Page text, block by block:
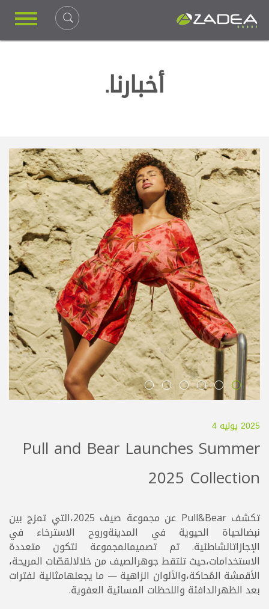
أخبارنا.
2025 يوليه 4
Pull and Bear Launches Summer
2025 Collection
تكشف Pull&Bear عن مجموعة صيف 2025،التي تمزج بين
نبضالحياة الحيوية في المدينةوروح الاسترخاء في
الإجازاتالشاطئية. تم تصميمالمجموعة لتكون متعددة
الاستخدامات،حيث تلتقط جوهرالصيف من خلالالقصّات المريحة،
الأقمشة المُحاكة،والألوان الزاهية — ما يجعلهامثالية لفترات
بعد الظهرالدافئة واللحظات المسائية العفوية.